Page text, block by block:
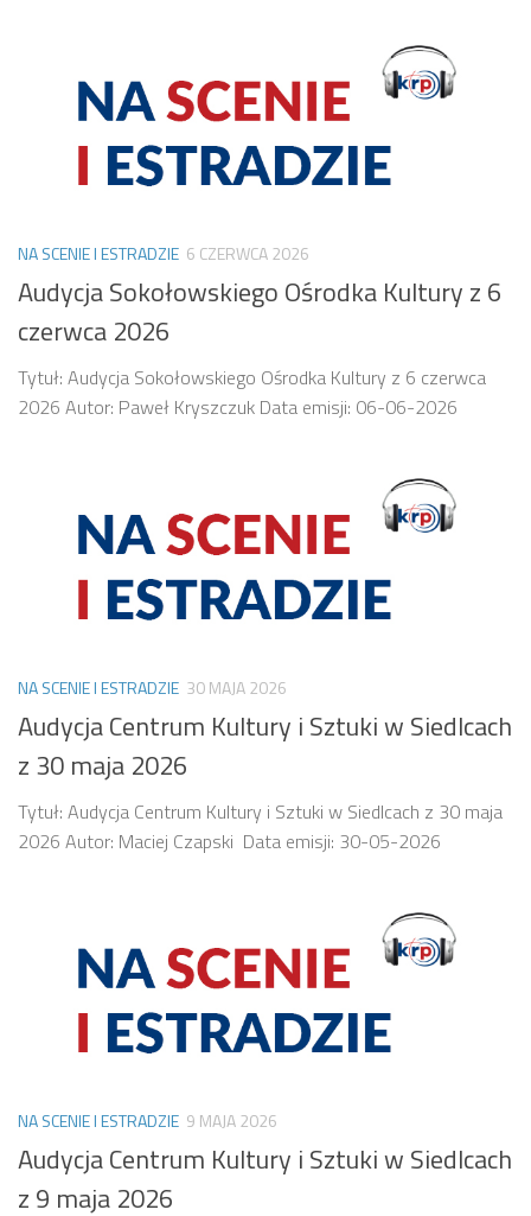
NA SCENIE I ESTRADZIE 6 CZERWCA 2026
Audycja Sokołowskiego Ośrodka Kultury z 6
czerwca 2026
Tytuł: Audycja Sokołowskiego Ośrodka Kultury z 6 czerwca
2026 Autor: Paweł Kryszczuk Data emisji: 06-06-2026
NA SCENIE I ESTRADZIE 30 MAJA 2026
Audycja Centrum Kultury i Sztuki w Siedlcach
z 30 maja 2026
Tytuł: Audycja Centrum Kultury i Sztuki w Siedlcach z 30 maja
2026 Autor: Maciej Czapski Data emisji: 30-05-2026
NA SCENIE I ESTRADZIE 9 MAJA 2026
Audycja Centrum Kultury i Sztuki w Siedlcach
z 9 maja 2026